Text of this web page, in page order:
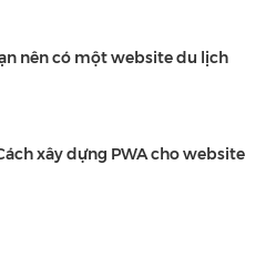
nên có một website du lịch
xây dựng PWA cho website